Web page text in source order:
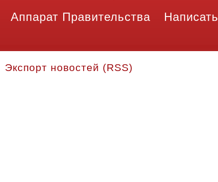
Аппарат Правительства
Экспорт новостей (RSS)